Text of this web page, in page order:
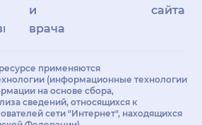
и
врачам
сайта
применяются
(информационные технологии
на основе сбора,
сведений, относящихся к
сети "Интернет", находящихся